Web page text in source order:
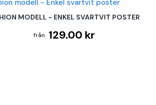
MODELL - ENKEL SVARTVIT POSTER
129.00 kr